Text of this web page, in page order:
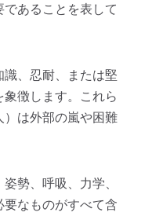
あることを表して
、忍耐、または堅
徴します。これら
は外部の嵐や困難
勢、呼吸、力学、
なものがすべて含